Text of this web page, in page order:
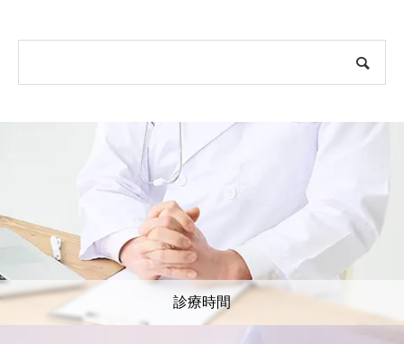
診療時間